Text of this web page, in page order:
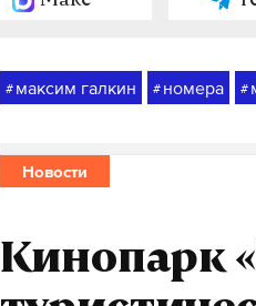
# максим галкин # номера #
Новости
Кинопарк